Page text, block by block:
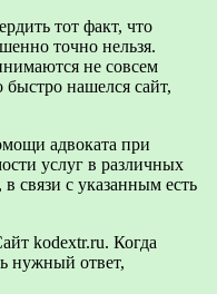
тот факт, что
точно нельзя.
не совсем
нашелся сайт,
адвоката при
услуг в различных
связи с указанным есть
kodextr.ru. Когда
нужный ответ,